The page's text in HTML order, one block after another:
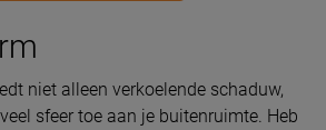
niet alleen verkoelende schaduw,
sfeer toe aan je buitenruimte. Heb